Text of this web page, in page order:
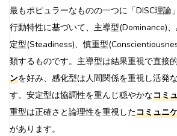
最もポピュラーなものの一つに「DISC理論
行動特性に基づいて、主導型(Dominance)
定型(Steadiness)、慎重型
類するものです。主導型は結果重視で直接
ンを好み、感化型は人間関係を重視し活発
す。安定型は協調性を重んじ穏やかなコミ
重型は正確さと論理性を重視したコミュニ
があります。